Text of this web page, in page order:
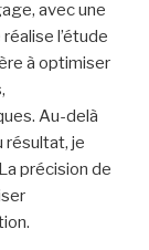
avec une
l’étude
à optimiser
Au-delà
résultat, je
précision de